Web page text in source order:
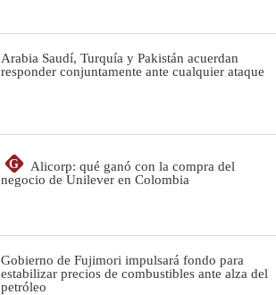
Arabia Saudí, Turquía y Pakistán acuerdan
responder conjuntamente ante cualquier ataque
G
Alicorp: qué ganó con la compra del
negocio de Unilever en Colombia
Gobierno de Fujimori impulsará fondo para
estabilizar precios de combustibles ante alza del
petróleo